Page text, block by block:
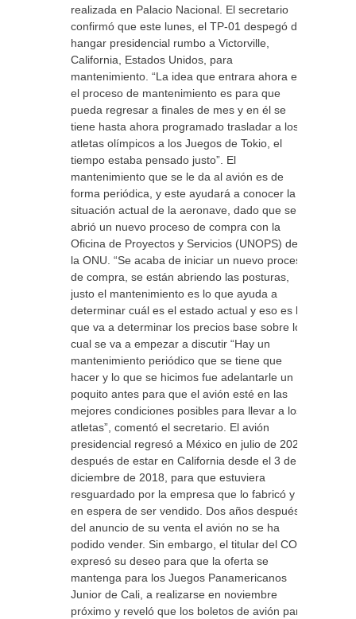
realizada en Palacio Nacional. El secretario
confirmó que este lunes, el TP-01 despegó del
hangar presidencial rumbo a Victorville,
California, Estados Unidos, para
mantenimiento. “La idea que entrara ahora en
el proceso de mantenimiento es para que
pueda regresar a finales de mes y en él se
tiene hasta ahora programado trasladar a los
atletas olímpicos a los Juegos de Tokio, el
tiempo estaba pensado justo”. El
mantenimiento que se le da al avión es de
forma periódica, y este ayudará a conocer la
situación actual de la aeronave, dado que se
abrió un nuevo proceso de compra con la
Oficina de Proyectos y Servicios (UNOPS) de
la ONU. “Se acaba de iniciar un nuevo proceso
de compra, se están abriendo las posturas,
justo el mantenimiento es lo que ayuda a
determinar cuál es el estado actual y eso es lo
que va a determinar los precios base sobre lo
cual se va a empezar a discutir “Hay un
mantenimiento periódico que se tiene que
hacer y lo que se hicimos fue adelantarle un
poquito antes para que el avión esté en las
mejores condiciones posibles para llevar a los
atletas”, comentó el secretario. El avión
presidencial regresó a México en julio de 2020,
después de estar en California desde el 3 de
diciembre de 2018, para que estuviera
resguardado por la empresa que lo fabricó y
en espera de ser vendido. Dos años después
del anuncio de su venta el avión no se ha
podido vender. Sin embargo, el titular del COM
expresó su deseo para que la oferta se
mantenga para los Juegos Panamericanos
Junior de Cali, a realizarse en noviembre
próximo y reveló que los boletos de avión para